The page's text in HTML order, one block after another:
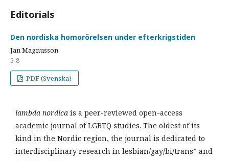
Editorials
Den nordiska homorörelsen under efterkrigstiden
Jan Magnusson
5-8
PDF (Svenska)
lambda nordica is a peer-reviewed open-access
academic journal of LGBTQ studies. The oldest of its
kind in the Nordic region, the journal is dedicated to
interdisciplinary research in lesbian/gay/bi/trans* and